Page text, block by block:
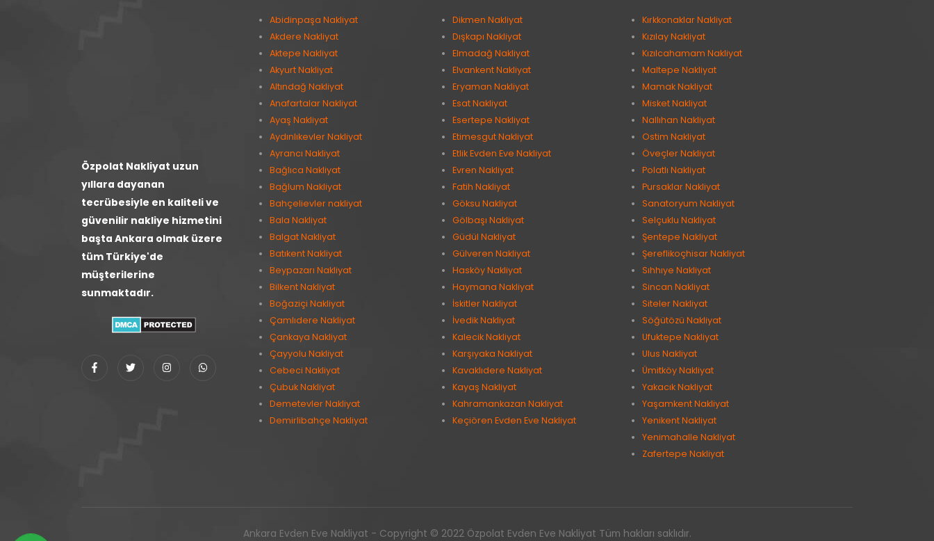
Özpolat Nakliyat uzun
yıllara dayanan
tecrübesiyle en kaliteli ve
güvenilir nakliye hizmetini
başta Ankara olmak üzere
tüm Türkiye'de
müşterilerine
sunmaktadır.
Abidinpaşa Nakliyat
Akdere Nakliyat
Aktepe Nakliyat
Akyurt Nakliyat
Altındağ Nakliyat
Anafartalar Nakliyat
Ayaş Nakliyat
Aydınlıkevler Nakliyat
Ayrancı Nakliyat
Bağlıca Nakliyat
Bağlum Nakliyat
Bahçelievler nakliyat
Bala Nakliyat
Balgat Nakliyat
Batıkent Nakliyat
Beypazarı Nakliyat
Bilkent Nakliyat
Boğaziçi Nakliyat
Çamlıdere Nakliyat
Çankaya Nakliyat
Çayyolu Nakliyat
Cebeci Nakliyat
Çubuk Nakliyat
Demetevler Nakliyat
Demirlibahçe Nakliyat
Dikmen Nakliyat
Dışkapı Nakliyat
Elmadağ Nakliyat
Elvankent Nakliyat
Eryaman Nakliyat
Esat Nakliyat
Esertepe Nakliyat
Etimesgut Nakliyat
Etlik Evden Eve Nakliyat
Evren Nakliyat
Fatih Nakliyat
Göksu Nakliyat
Gölbaşı Nakliyat
Güdül Nakliyat
Gülveren Nakliyat
Hasköy Nakliyat
Haymana Nakliyat
İskitler Nakliyat
İvedik Nakliyat
Kalecik Nakliyat
Karşıyaka Nakliyat
Kavaklıdere Nakliyat
Kayaş Nakliyat
Kahramankazan Nakliyat
Keçiören Evden Eve Nakliyat
Kırkkonaklar Nakliyat
Kızılay Nakliyat
Kızılcahamam Nakliyat
Maltepe Nakliyat
Mamak Nakliyat
Misket Nakliyat
Nallıhan Nakliyat
Ostim Nakliyat
Öveçler Nakliyat
Polatlı Nakliyat
Pursaklar Nakliyat
Sanatoryum Nakliyat
Selçuklu Nakliyat
Şentepe Nakliyat
Şereflikoçhisar Nakliyat
Sıhhıye Nakliyat
Sincan Nakliyat
Siteler Nakliyat
Söğütözü Nakliyat
Ufuktepe Nakliyat
Ulus Nakliyat
Ümitköy Nakliyat
Yakacık Nakliyat
Yaşamkent Nakliyat
Yenikent Nakliyat
Yenimahalle Nakliyat
Zafertepe Nakliyat
Ankara Evden Eve Nakliyat - Copyright © 2022 Özpolat Evden Eve Nakliyat Tüm hakları saklıdır.